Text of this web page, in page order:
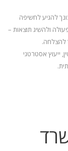
להגיע לחשיפה
ולהשיג תוצאות –
להצלחה.
ייעוץ אסטרטגי